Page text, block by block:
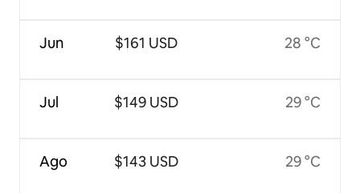
Jun
Jul
Ago
$161 USD
$149 USD
$143 USD
28 °C
29 °C
29 °C